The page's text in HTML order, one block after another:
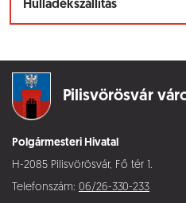
Hulladékszállítás
Pilisvörösvár
Polgármesteri Hivatal
H-2085 Pilisvörösvár, Fő tér 1.
Telefonszám: 06/26-330-233